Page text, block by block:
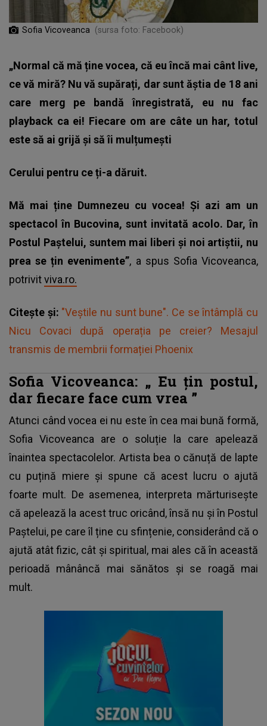
Sofia Vicoveanca (sursa foto: Facebook)
„Normal că mă ține vocea, că eu încă mai cânt live,
ce vă miră? Nu vă supărați, dar sunt ăștia de 18 ani
care merg pe bandă înregistrată, eu nu fac
playback ca ei! Fiecare om are câte un har, totul
este să ai grijă și să îi mulțumești
Cerului pentru ce ți-a dăruit.
Mă mai ține Dumnezeu cu vocea! Și azi am un
spectacol în Bucovina, sunt invitată acolo. Dar, în
Postul Paștelui, suntem mai liberi și noi artiștii, nu
prea se țin evenimente”, a spus Sofia Vicoveanca,
potrivitviva.ro.
Citește și: "Veștile nu sunt bune". Ce se întâmplă cu
Nicu Covaci după operația pe creier? Mesajul
transmis de membrii formației Phoenix
Sofia Vicoveanca: „ Eu țin postul,
dar fiecare face cum vrea ”
Atunci când vocea ei nu este în cea mai bună formă,
Sofia Vicoveanca are o soluție la care apelează
înaintea spectacolelor. Artista bea o cănuță de lapte
cu puțină miere și spune că acest lucru o ajută
foarte mult. De asemenea, interpreta mărturisește
că apelează la acest truc oricând, însă nu și în Postul
Paștelui, pe care îl ține cu sfințenie, considerând că o
ajută atât fizic, cât și spiritual, mai ales că în această
perioadă mânâncă mai sănătos și se roagă mai
mult.